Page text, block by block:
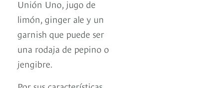
Unión Uno, jugo de
limón, ginger ale y un
garnish que puede ser
una rodaja de pepino o
jengibre.